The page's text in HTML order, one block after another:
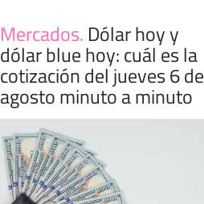
Mercados. Dólar hoy y
dólar blue hoy: cuál es la
cotización del jueves 6 de
agosto minuto a minuto